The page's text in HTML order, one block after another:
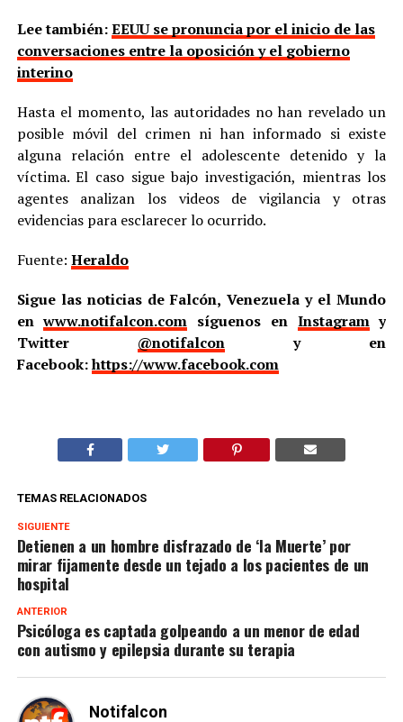
Lee también:EEUU se pronuncia por el inicio de las
conversaciones entre la oposición y el gobierno
interino
Hasta el momento, las autoridades no han revelado un
posible móvil del crimen ni han informado si existe
alguna relación entre el adolescente detenido y la
víctima. El caso sigue bajo investigación, mientras los
agentes analizan los videos de vigilancia y otras
evidencias para esclarecer lo ocurrido.
Fuente: Heraldo
Sigue las noticias de Falcón, Venezuela y el Mundo
enwww.notifalcon.com síguenos en Instagramy
Twitter @notifalcony en
Facebook:https://www.facebook.com
TEMAS RELACIONADOS
SIGUIENTE
Detienen a un hombre disfrazado de ‘la Muerte’ por
mirar fijamente desde un tejado a los pacientes de un
hospital
ANTERIOR
Psicóloga es captada golpeando a un menor de edad
con autismo y epilepsia durante su terapia
Notifalcon